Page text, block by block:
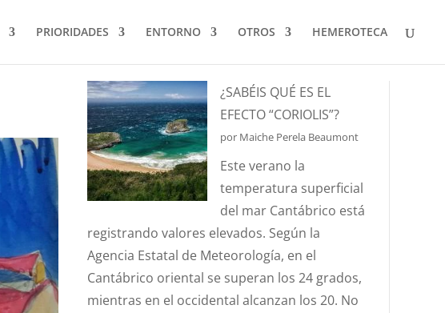
PRIORIDADES ENTORNO OTROS HEMEROTECA
¿SABÉIS QUÉ ES EL
EFECTO “CORIOLIS”?
por Maiche Perela Beaumont
Este verano la
temperatura superficial
del mar Cantábrico está
registrando valores elevados. Según la
Agencia Estatal de Meteorología, en el
Cantábrico oriental se superan los 24 grados,
mientras en el occidental alcanzan los 20. No